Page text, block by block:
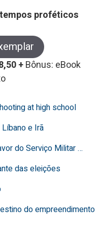
proféticos
+Bônus: eBook
at high school
e Irã
do Serviço Militar …
das eleições
do empreendimento